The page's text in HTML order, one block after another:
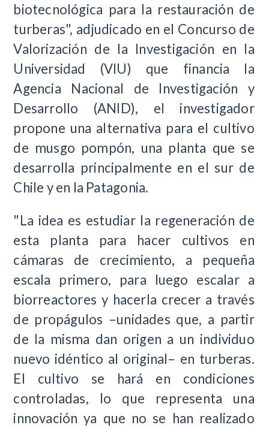
biotecnológica para la restauración de
turberas", adjudicado en el Concurso de
Valorización de la Investigación en la
Universidad (VIU) que financia la
Agencia Nacional de Investigación y
Desarrollo (ANID), el investigador
propone una alternativa para el cultivo
de musgo pompón, una planta que se
desarrolla principalmente en el sur de
Chile y en la Patagonia.
"La idea es estudiar la regeneración de
esta planta para hacer cultivos en
cámaras de crecimiento, a pequeña
escala primero, para luego escalar a
biorreactores y hacerla crecer a través
de propágulos –unidades que, a partir
de la misma dan origen a un individuo
nuevo idéntico al original– en turberas.
El cultivo se hará en condiciones
controladas, lo que representa una
innovación ya que no se han realizado